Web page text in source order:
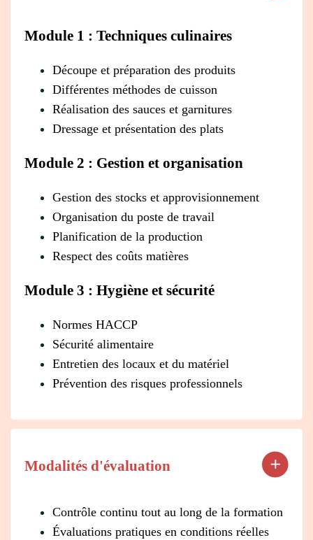
Module 1 : Techniques culinaires
Découpe et préparation des produits
Différentes méthodes de cuisson
Réalisation des sauces et garnitures
Dressage et présentation des plats
Module 2 : Gestion et organisation
Gestion des stocks et approvisionnement
Organisation du poste de travail
Planification de la production
Respect des coûts matières
Module 3 : Hygiène et sécurité
Normes HACCP
Sécurité alimentaire
Entretien des locaux et du matériel
Prévention des risques professionnels
Modalités d'évaluation
Contrôle continu tout au long de la formation
Évaluations pratiques en conditions réelles